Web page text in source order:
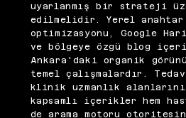
uyarlanmış bir strateji
edilmelidir. Yerel anahtar
optimizasyonu, Google
ve bölgeye özgü blog
Ankara'daki organik
temel çalışmalardır.
klinik uzmanlık
kapsamlı içerikler hem
de arama motoru